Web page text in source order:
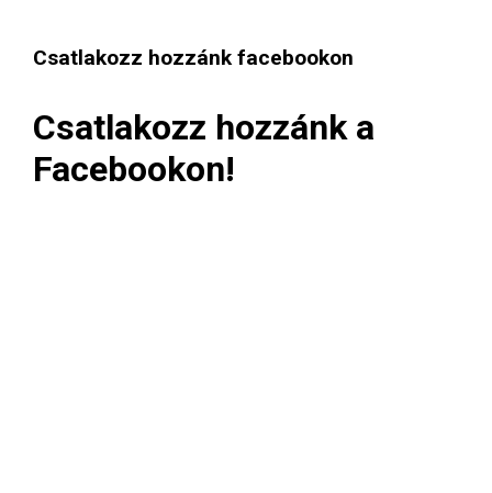
Csatlakozz hozzánk facebookon
Csatlakozz hozzánk a
Facebookon!